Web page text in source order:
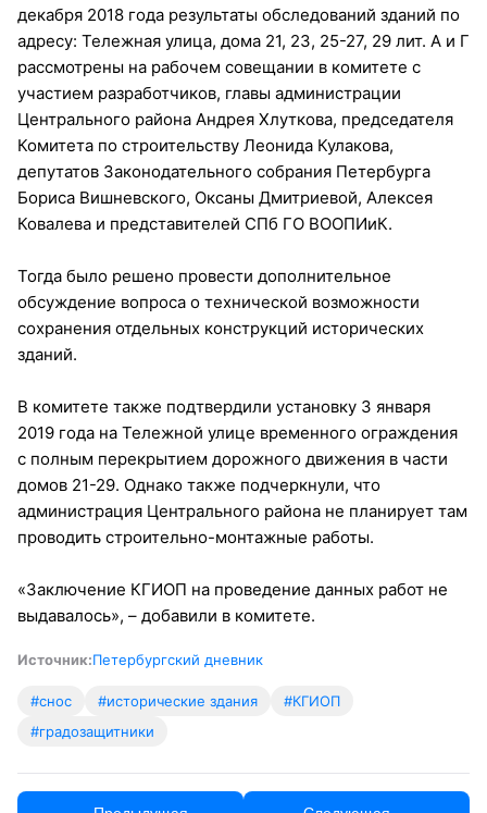
декабря 2018 года результаты обследований зданий по
адресу: Тележная улица, дома 21, 23, 25-27, 29 лит. А и Г
рассмотрены на рабочем совещании в комитете с
участием разработчиков, главы администрации
Центрального района Андрея Хлуткова, председателя
Комитета по строительству Леонида Кулакова,
депутатов Законодательного собрания Петербурга
Бориса Вишневского, Оксаны Дмитриевой, Алексея
Ковалева и представителей СПб ГО ВООПИиК.
Тогда было решено провести дополнительное
обсуждение вопроса о технической возможности
сохранения отдельных конструкций исторических
зданий.
В комитете также подтвердили установку 3 января
2019 года на Тележной улице временного ограждения
с полным перекрытием дорожного движения в части
домов 21-29. Однако также подчеркнули, что
администрация Центрального района не планирует там
проводить строительно-монтажные работы.
«Заключение КГИОП на проведение данных работ не
выдавалось», – добавили в комитете.
Источник:Петербургский дневник
#снос #исторические здания
#КГИОП
#градозащитники